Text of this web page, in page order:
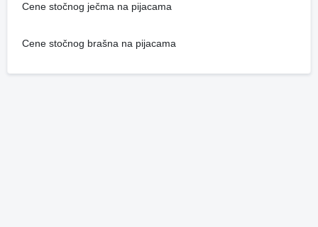
Cene stočnog ječma na pijacama
Cene stočnog brašna na pijacama